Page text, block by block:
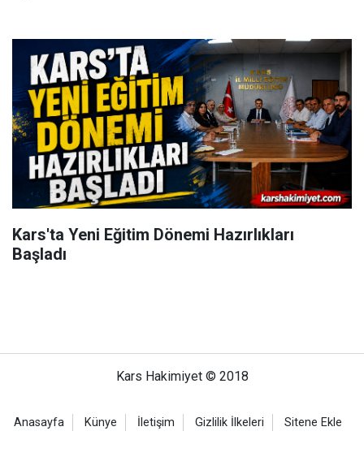
Kars'ta Yeni Eğitim Dönemi Hazırlıkları
Başladı
Kars Hakimiyet © 2018
Anasayfa Künye İletişim Gizlilik İlkeleri Sitene Ekle